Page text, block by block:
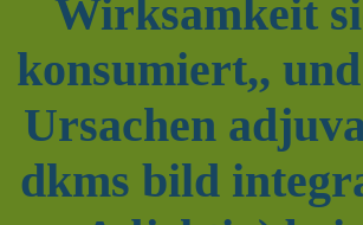
Wirksamkeit
konsumiert,,
Ursachen
dkms bild